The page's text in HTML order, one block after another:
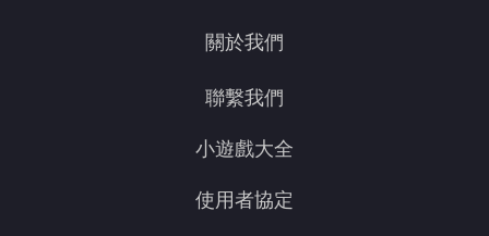
關於我們
聯繫我們
小遊戲大全
使用者協定